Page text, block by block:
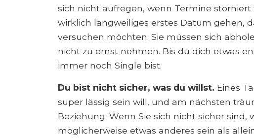
sich nicht aufregen, wenn Termine
wirklich langweiliges erstes Datum gehen,
versuchen möchten. Sie müssen sich
nicht zu ernst nehmen. Bis du dich etwas
immer noch Single bist.
Du bist nicht sicher, was du willst. Eines
super lässig sein will, und am nächsten
Beziehung. Wenn Sie sich nicht sicher sind,
möglicherweise etwas anderes sein als